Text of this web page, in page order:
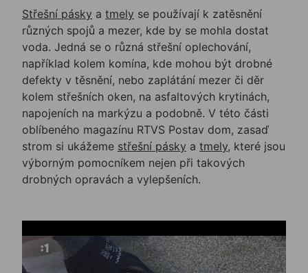
Střešní pásky a tmely se používají k zatěsnění
různých spojů a mezer, kde by se mohla dostat
voda. Jedná se o různá střešní oplechování,
například kolem komína, kde mohou být drobné
defekty v těsnění, nebo zaplátání mezer či děr
kolem střešních oken, na asfaltových krytinách,
napojeních na markýzu a podobně. V této části
oblíbeného magazínu RTVS Postav dom, zasaď
strom si ukážeme střešní pásky a tmely, které jsou
výborným pomocníkem nejen při takových
drobných opravách a vylepšeních.